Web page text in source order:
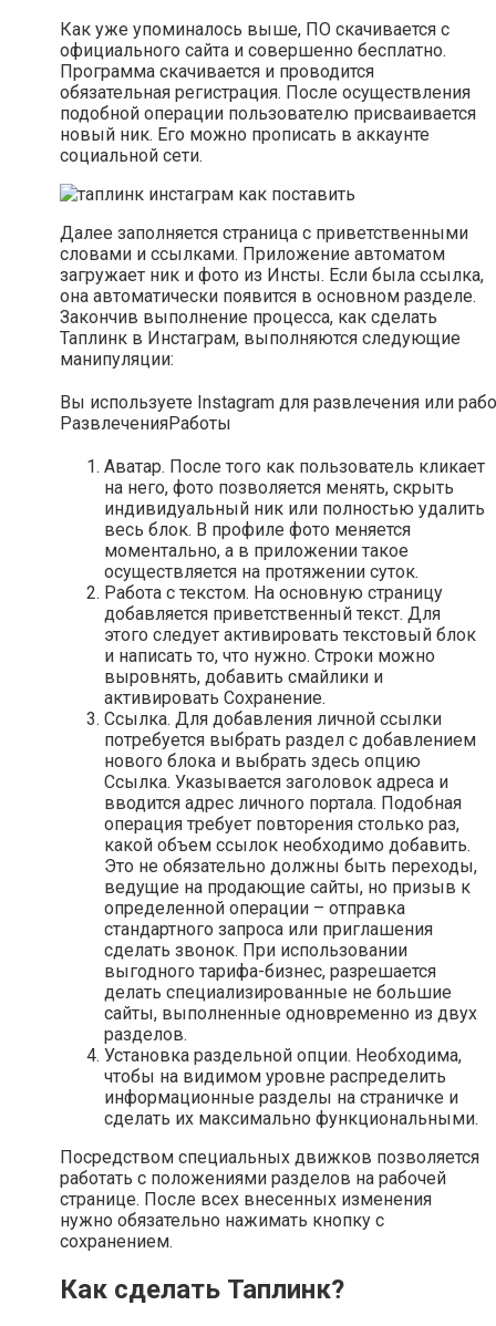
Как уже упоминалось выше, ПО скачивается с
официального сайта и совершенно бесплатно.
Программа скачивается и проводится
обязательная регистрация. После осуществления
подобной операции пользователю присваивается
новый ник. Его можно прописать в аккаунте
социальной сети.
Далее заполняется страница с приветственными
словами и ссылками. Приложение автоматом
загружает ник и фото из Инсты. Если была ссылка,
она автоматически появится в основном разделе.
Закончив выполнение процесса, как сделать
Таплинк в Инстаграм, выполняются следующие
манипуляции:
Вы используете Instagram для развлечения или
РазвлеченияРаботы
Аватар. После того как пользователь кликает
на него, фото позволяется менять, скрыть
индивидуальный ник или полностью удалить
весь блок. В профиле фото меняется
моментально, а в приложении такое
осуществляется на протяжении суток.
Работа с текстом. На основную страницу
добавляется приветственный текст. Для
этого следует активировать текстовый блок
и написать то, что нужно. Строки можно
выровнять, добавить смайлики и
активировать Сохранение.
Ссылка. Для добавления личной ссылки
потребуется выбрать раздел с добавлением
нового блока и выбрать здесь опцию
Ссылка. Указывается заголовок адреса и
вводится адрес личного портала. Подобная
операция требует повторения столько раз,
какой объем ссылок необходимо добавить.
Это не обязательно должны быть переходы,
ведущие на продающие сайты, но призыв к
определенной операции – отправка
стандартного запроса или приглашения
сделать звонок. При использовании
выгодного тарифа-бизнес, разрешается
делать специализированные не большие
сайты, выполненные одновременно из двух
разделов.
Установка раздельной опции. Необходима,
чтобы на видимом уровне распределить
информационные разделы на страничке и
сделать их максимально функциональными.
Посредством специальных движков позволяется
работать с положениями разделов на рабочей
странице. После всех внесенных изменения
нужно обязательно нажимать кнопку с
сохранением.
Как сделать Таплинк?